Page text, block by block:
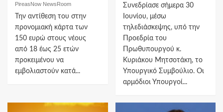
PireasNow NewsRoom
Την αντίθεση του στην
προνομιακή κάρτα των
150 ευρώ στους νέους
από 18 έως 25 ετών
προκειμένου να
εμβολιαστούν κατά...
Συνεδρίασε σήμερα 30
Ιουνίου, μέσω
τηλεδιάσκεψης, υπό την
Προεδρία του
Πρωθυπουργού κ.
Κυριάκου Μητσοτάκη, το
Υπουργικό Συμβούλιο. Οι
αρμόδιοι Υπουργοί...